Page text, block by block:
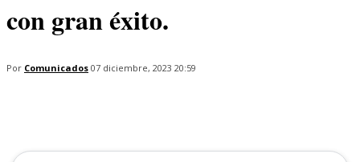
con gran éxito.
Por Comunicados 07 diciembre, 2023 20:59